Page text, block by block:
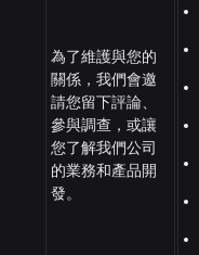
為了維護與您的
關係，我們會邀
請您留下評論、
參與調查，或讓
您了解我們公司
的業務和產品開
發。